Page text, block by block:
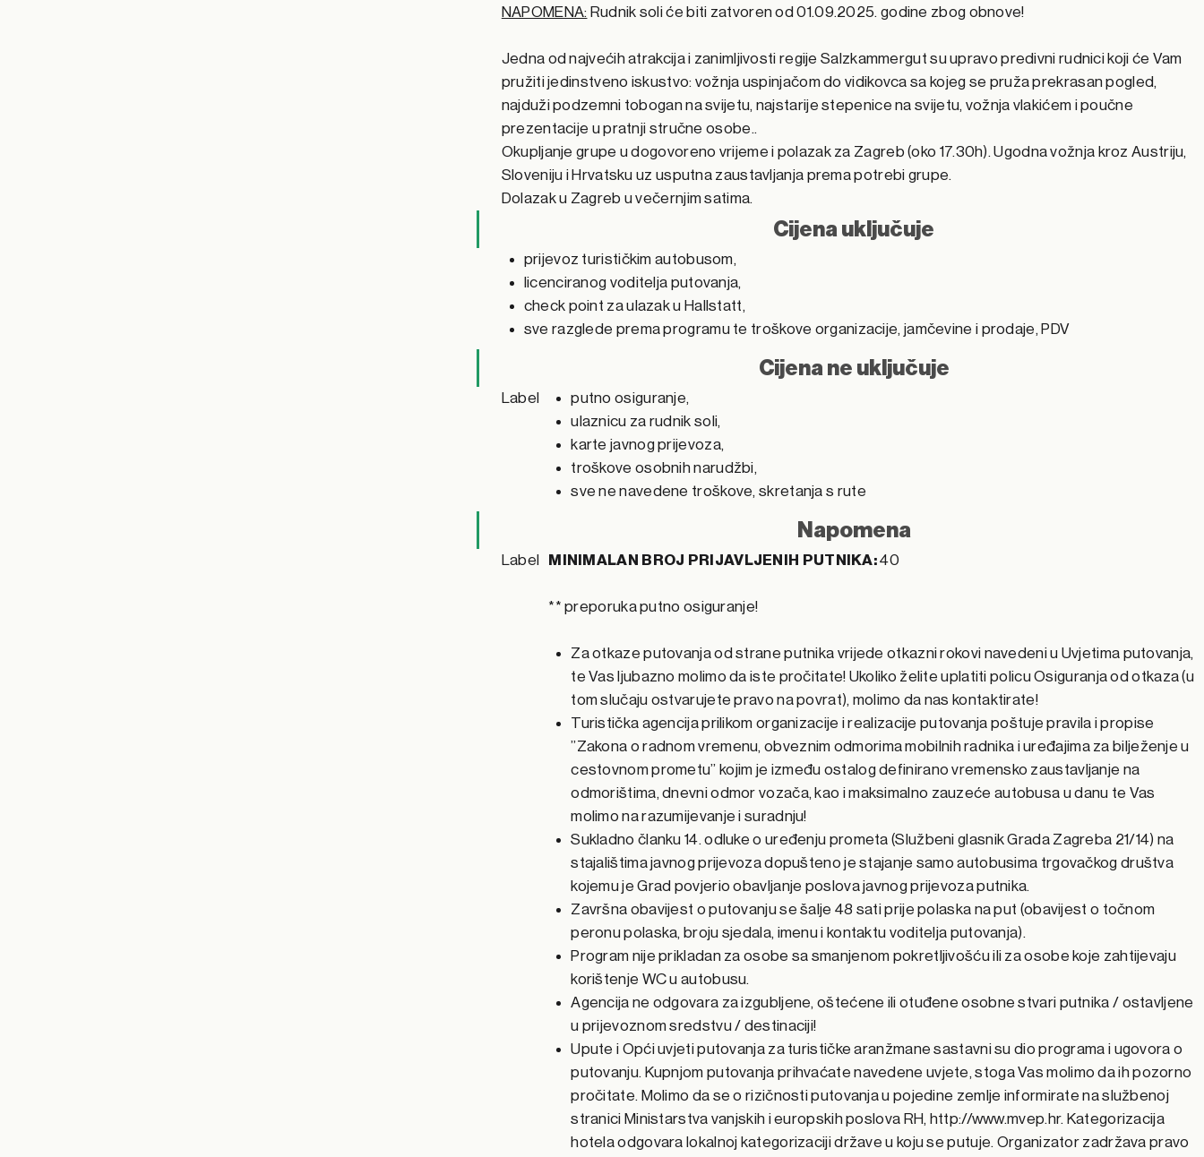
NAPOMENA: Rudnik soli će biti zatvoren od 01.09.2025. godine zbog obnove!
Jedna od najvećih atrakcija i zanimljivosti regije Salzkammergut su upravo predivni rudnici koji će Vam
pružiti jedinstveno iskustvo: vožnja uspinjačom do vidikovca sa kojeg se pruža prekrasan pogled,
najduži podzemni tobogan na svijetu, najstarije stepenice na svijetu, vožnja vlakićem i poučne
prezentacije u pratnji stručne osobe..
Okupljanje grupe u dogovoreno vrijeme i polazak za Zagreb (oko 17.30h). Ugodna vožnja kroz Austriju,
Sloveniju i Hrvatsku uz usputna zaustavljanja prema potrebi grupe.
Dolazak u Zagreb u večernjim satima.
Cijena uključuje
prijevoz turističkim autobusom,
licenciranog voditelja putovanja,
check point za ulazak u Hallstatt,
sve razglede prema programu te troškove organizacije, jamčevine i prodaje, PDV
Cijena ne uključuje
Label
putno osiguranje,
ulaznicu za rudnik soli,
karte javnog prijevoza,
troškove osobnih narudžbi,
sve ne navedene troškove, skretanja s rute
Napomena
Label MINIMALAN BROJ PRIJAVLJENIH PUTNIKA:40
** preporuka putno osiguranje!
Za otkaze putovanja od strane putnika vrijede otkazni rokovi navedeni u Uvjetima putovanja,
te Vas ljubazno molimo da iste pročitate! Ukoliko želite uplatiti policu Osiguranja od otkaza (u
tom slučaju ostvarujete pravo na povrat), molimo da nas kontaktirate!
Turistička agencija prilikom organizacije i realizacije putovanja poštuje pravila i propise
”Zakona o radnom vremenu, obveznim odmorima mobilnih radnika i uređajima za bilježenje u
cestovnom prometu” kojim je između ostalog definirano vremensko zaustavljanje na
odmorištima, dnevni odmor vozača, kao i maksimalno zauzeće autobusa u danu te Vas
molimo na razumijevanje i suradnju!
Sukladno članku 14. odluke o uređenju prometa (Službeni glasnik Grada Zagreba 21/14) na
stajalištima javnog prijevoza dopušteno je stajanje samo autobusima trgovačkog društva
kojemu je Grad povjerio obavljanje poslova javnog prijevoza putnika.
Završna obavijest o putovanju se šalje 48 sati prije polaska na put (obavijest o točnom
peronu polaska, broju sjedala, imenu i kontaktu voditelja putovanja).
Program nije prikladan za osobe sa smanjenom pokretljivošću ili za osobe koje zahtijevaju
korištenje WC u autobusu.
Agencija ne odgovara za izgubljene, oštećene ili otuđene osobne stvari putnika / ostavljene
u prijevoznom sredstvu / destinaciji!
Upute i Opći uvjeti putovanja za turističke aranžmane sastavni su dio programa i ugovora o
putovanju. Kupnjom putovanja prihvaćate navedene uvjete, stoga Vas molimo da ih pozorno
pročitate. Molimo da se o rizičnosti putovanja u pojedine zemlje informirate na službenoj
stranici Ministarstva vanjskih i europskih poslova RH, http://www.mvep.hr. Kategorizacija
hotela odgovara lokalnoj kategorizaciji države u koju se putuje. Organizator zadržava pravo